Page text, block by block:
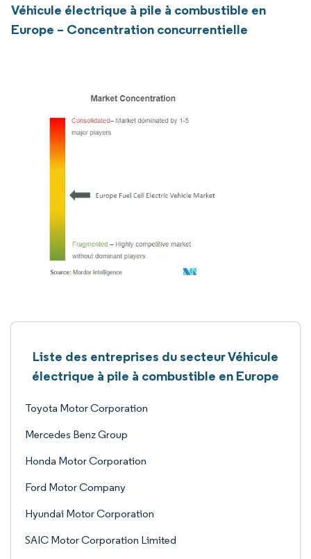
Véhicule électrique à pile à combustible en
Europe – Concentration concurrentielle
Liste des entreprises du secteur Véhicule
électrique à pile à combustible en Europe
Toyota Motor Corporation
Mercedes Benz Group
Honda Motor Corporation
Ford Motor Company
Hyundai Motor Corporation
SAIC Motor Corporation Limited